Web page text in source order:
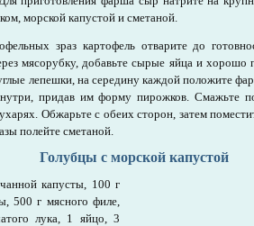
морской капустой и сметаной.
зраз картофель отварите до
мясорубку, добавьте сырые яйца и
лепешки, на середину каждой положите
придав им форму пирожков. Смажьте
Обжарьте с обеих сторон, затем
полейте сметаной.
Голубцы с морской капустой
капусты, 100 г
500 г мясного филе,
лука, 1 яйцо, 3